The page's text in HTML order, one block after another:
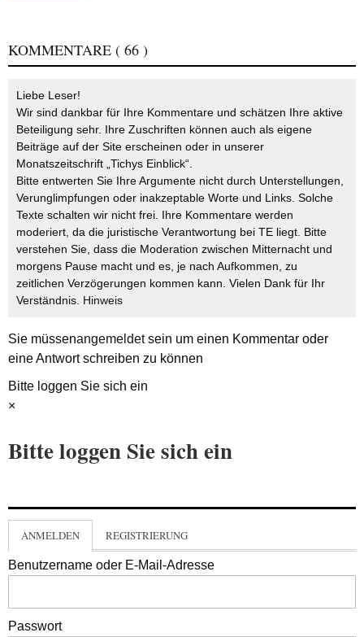
KOMMENTARE ( 66 )
Liebe Leser!
Wir sind dankbar für Ihre Kommentare und schätzen Ihre aktive
Beteiligung sehr. Ihre Zuschriften können auch als eigene
Beiträge auf der Site erscheinen oder in unserer
Monatszeitschrift „Tichys Einblick“.
Bitte entwerten Sie Ihre Argumente nicht durch Unterstellungen,
Verunglimpfungen oder inakzeptable Worte und Links. Solche
Texte schalten wir nicht frei. Ihre Kommentare werden
moderiert, da die juristische Verantwortung bei TE liegt. Bitte
verstehen Sie, dass die Moderation zwischen Mitternacht und
morgens Pause macht und es, je nach Aufkommen, zu
zeitlichen Verzögerungen kommen kann. Vielen Dank für Ihr
Verständnis. Hinweis
Sie müssenangemeldetsein um einen Kommentar oder
eine Antwort schreiben zu können
Bitte loggen Sie sich ein
×
Bitte loggen Sie sich ein
ANMELDEN REGISTRIERUNG
Benutzername oder E-Mail-Adresse
Passwort